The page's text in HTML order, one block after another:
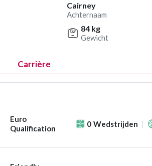
Cairney
Achternaam
84 kg
Gewicht
Carrière
Euro
Qualification
0 Wedstrijden